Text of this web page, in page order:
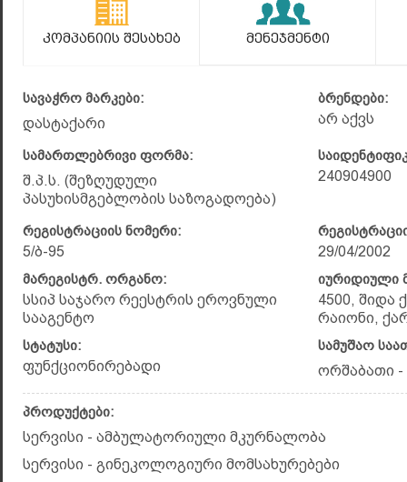
Კომპანიის Შესახებ Მენეჯმენტი
სავაჭრო მარკები:
დასტაქარი
ბრენდები:
არ აქვს
სამართლებრივი ფორმა:
შ.პ.ს. (შეზღუდული
პასუხისმგებლობის საზოგადოება)
240904900
რეგისტრაციის ნომერი:
5/ბ-95 29/04/2002
მარეგისტრ. ორგანო:
სსიპ საჯარო რეესტრის ეროვნული
სააგენტო
იურიდიული
4500,
რაიონი,
სტატუსი:
ფუნქციონირებადი
სამუშაო
ორშაბათი -
პროდუქტები:
სერვისი - ამბულატორიული მკურნალობა
სერვისი - გინეკოლოგიური მომსახურებები